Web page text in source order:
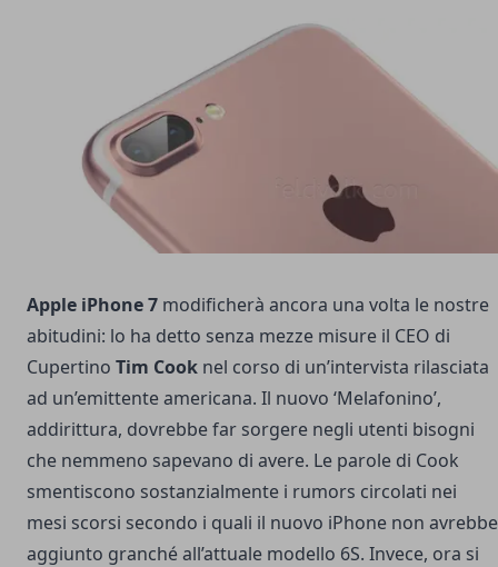
Apple iPhone 7 modificherà ancora una volta le nostre
abitudini: lo ha detto senza mezze misure il CEO di
Cupertino Tim Cook nel corso di un’intervista rilasciata
ad un’emittente americana. Il nuovo ‘Melafonino’,
addirittura, dovrebbe far sorgere negli utenti bisogni
che nemmeno sapevano di avere. Le parole di Cook
smentiscono sostanzialmente i rumors circolati nei
mesi scorsi secondo i quali il nuovo iPhone non avrebbe
aggiunto granché all’attuale modello 6S. Invece, ora si